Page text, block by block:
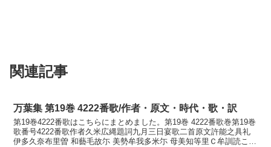
関連記事
万葉集 第19巻 4222番歌/作者・原文・時代・歌・訳
第19巻4222番歌はこちらにまとめました。第19巻 4222番歌巻第19巻
歌番号4222番歌作者久米広縄題詞九月三日宴歌二首原文許能之具礼
伊多久奈布里曽 和藝毛故尓 美勢牟我多米尓 母美知等里Ｃ牟訓読この